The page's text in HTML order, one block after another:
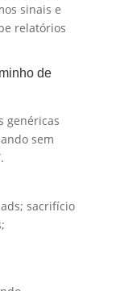
sinais e
relatórios
de
genéricas
sem
sacrifício